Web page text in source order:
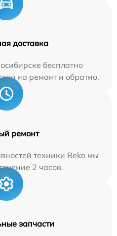
доставка
бесплатно
на ремонт и обратно.
ремонт
техники Beko мы
2 часов.
запчасти